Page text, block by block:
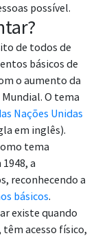
possível.
de todos de
básicos de
o aumento da
O tema
Nações Unidas
em inglês).
tema
a
reconhecendo a
básicos.
existe quando
acesso físico,